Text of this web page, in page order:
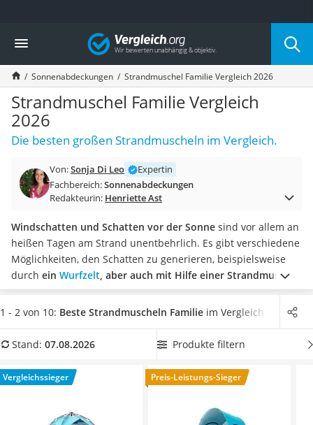
Die beliebtesten Vergleiche nach Kategorie
Baumarkt
Tresor feuerfest
Makita-Akku-Rasenmäher
Kappsäge
Smartes Türschloss
Akku-Rasentrimmer
Feuchtigkeitsmessgerät
Split-Klimaanlage 2 Innengeräte
Pelletofen
Bohrmaschine
Fliesenschneider
Hochdruckreiniger
Doppelschleifer
Überwachungskamera
Benzinrasenmäher mit Elektrostart
Löschdecke
Winterharte Palmen
Gasdurchlauferhitzer
Service
Vergleich
Sonnenabdeckungen Strandmuschel Familie Vergleich 2026
Strandmuschel Familie Vergleich
2026
Die besten großen Strandmuscheln im Vergleich.
Von:Sonja Di Leo
Expertin
Fachbereich:Sonnenabdeckungen
Redakteurin: Henriette Ast
Windschatten und Schatten vor der Sonne sind vor allem an
heißen Tagen am Strand unentbehrlich. Es gibt verschiedene
Möglichkeiten, den Schatten zu generieren, beispielsweise
durch ein Wurfzelt, aber auch mit Hilfe einer Strandmuschel
Online-Tests haben gezeigt, dass es Strandmuscheln gibt, die
leichter und schwerer im Aufbau sind. Wählen Sie jetzt aus
besonders leicht aufgebaut
werden kann. Überzeugt hat uns
Strandzelt* mit seinen Eigenschaften.
1 - 2 von 10: Beste Strandmuscheln Familie im Vergleich
Stand: 07.08.2026 Produkte filtern
Vergleichssieger Preis-Leistungs-Sieger